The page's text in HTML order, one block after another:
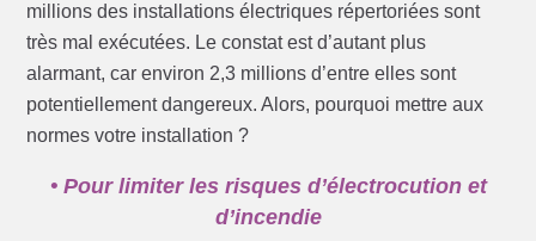
millions des installations électriques répertoriées sont
très mal exécutées. Le constat est d’autant plus
alarmant, car environ 2,3 millions d’entre elles sont
potentiellement dangereux. Alors, pourquoi mettre aux
normes votre installation ?
• Pour limiter les risques d’électrocution et
d’incendie